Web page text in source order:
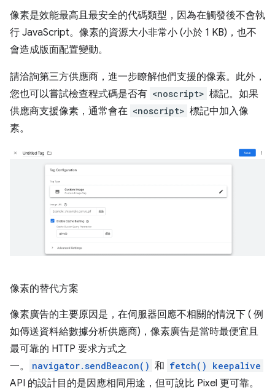
像素是效能最高且最安全的代碼類型，因為在觸發後不會執
行 JavaScript。像素的資源大小非常小 (小於 1 KB)，也不
會造成版面配置變動。
請洽詢第三方供應商，進一步瞭解他們支援的像素。此外，
您也可以嘗試檢查程式碼是否有 <noscript> 標記。如果
供應商支援像素，通常會在 <noscript> 標記中加入像
素。
像素的替代方案
像素廣告的主要原因是，在伺服器回應不相關的情況下 ( 例
如傳送資料給數據分析供應商)，像素廣告是當時最便宜且
最可靠的 HTTP 要求方式之
一。
navigator.sendBeacon() 和 fetch() keepalive
API 的設計目的是因應相同用途，但可說比 Pixel 更可靠。